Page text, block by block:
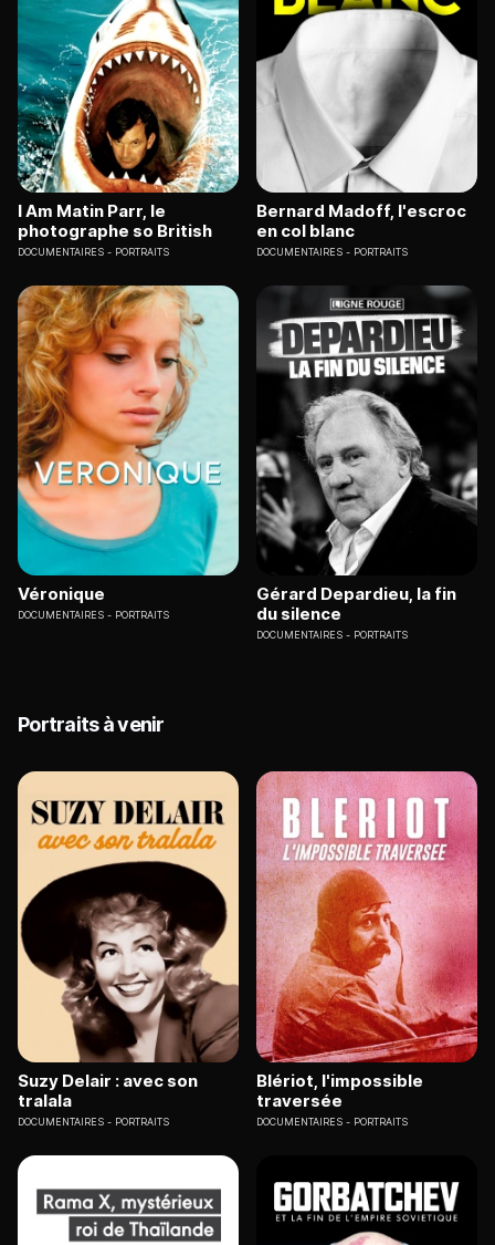
I Am Matin Parr, le
photographe so British
DOCUMENTAIRES PORTRAITS
Bernard Madoff, l'escroc
en col blanc
DOCUMENTAIRES PORTRAITS
Véronique
DOCUMENTAIRES PORTRAITS
Gérard Depardieu, la fin
du silence
DOCUMENTAIRES PORTRAITS
Portraits à venir
Suzy Delair : avec son
tralala
DOCUMENTAIRES PORTRAITS
Blériot, l'impossible
traversée
DOCUMENTAIRES PORTRAITS